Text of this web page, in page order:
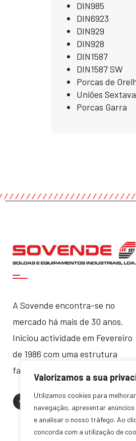
Valorizamos a sua
Utilizamos cookies para
navegação, apresentar
e analisar o nosso tráfego. Ao
concorda com a utilização de
DIN985
DIN6923
DIN929
DIN928
DIN1587
DIN1587 SW
Porcas de
Uniões
Porcas Garra
A Sovende encontra-se no
mercado há mais de 30 anos.
Iniciou actividade em Fevereiro
de 1986 com uma estrutura
familiar, que manteve até hoje.